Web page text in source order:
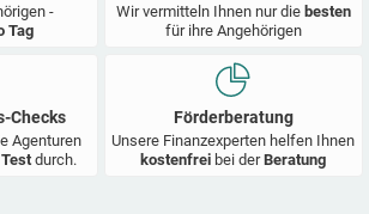
-
Tag
Wir vermitteln Ihnen nur die besten
für ihre Angehörigen
Checks
Agenturen
Test durch.
Förderberatung
Unsere Finanzexperten helfen Ihnen
kostenfrei bei derBeratung